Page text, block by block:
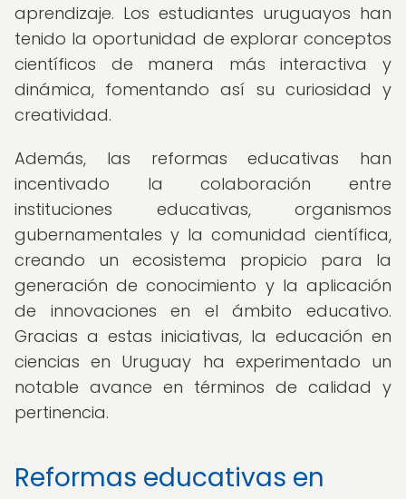
aprendizaje. Los estudiantes uruguayos han
tenido la oportunidad de explorar conceptos
científicos de manera más interactiva y
dinámica, fomentando así su curiosidad y
creatividad.
Además, las reformas educativas han
incentivado la colaboración entre
instituciones educativas, organismos
gubernamentales y la comunidad científica,
creando un ecosistema propicio para la
generación de conocimiento y la aplicación
de innovaciones en el ámbito educativo.
Gracias a estas iniciativas, la educación en
ciencias en Uruguay ha experimentado un
notable avance en términos de calidad y
pertinencia.
Reformas educativas en